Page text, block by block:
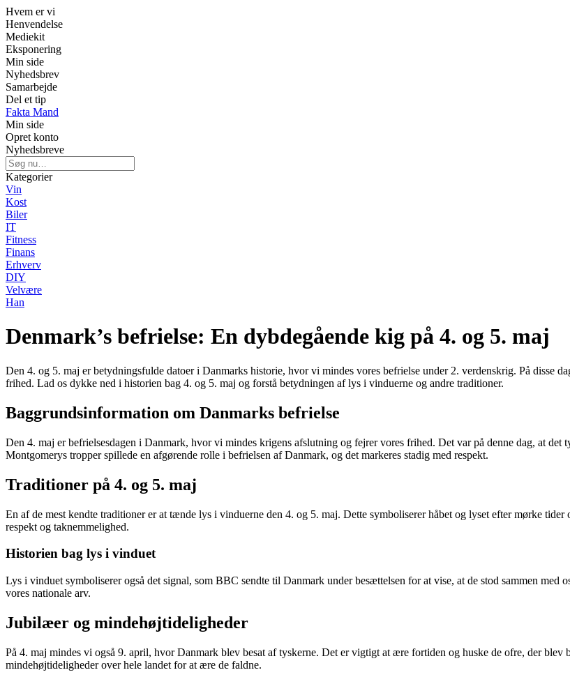
Hvem er vi
Henvendelse
Mediekit
Eksponering
Min side
Nyhedsbrev
Samarbejde
Del et tip
Fakta Mand
Min side
Opret konto
Nyhedsbreve
Kategorier
Vin
Kost
Biler
IT
Fitness
Finans
Erhverv
DIY
Velvære
Han
Denmark’s befrielse: En dybdegående kig på 4. og 5. maj
Den 4. og 5. maj er betydningsfulde datoer i Danmarks historie, hvor vi mindes vores befrielse under 2. verdenskrig. På disse
frihed. Lad os dykke ned i historien bag 4. og 5. maj og forstå betydningen af lys i vinduerne og andre traditioner.
Baggrundsinformation om Danmarks befrielse
Den 4. maj er befrielsesdagen i Danmark, hvor vi mindes krigens afslutning og fejrer vores frihed. Det var på denne dag, at
Montgomerys tropper spillede en afgørende rolle i befrielsen af Danmark, og det markeres stadig med respekt.
Traditioner på 4. og 5. maj
En af de mest kendte traditioner er at tænde lys i vinduerne den 4. og 5. maj. Dette symboliserer håbet og lyset efter mørke
respekt og taknemmelighed.
Historien bag lys i vinduet
Lys i vinduet symboliserer også det signal, som BBC sendte til Danmark under besættelsen for at vise, at de stod sammen
vores nationale arv.
Jubilæer og mindehøjtideligheder
På 4. maj mindes vi også 9. april, hvor Danmark blev besat af tyskerne. Det er vigtigt at ære fortiden og huske de ofre, der
mindehøjtideligheder over hele landet for at ære de faldne.